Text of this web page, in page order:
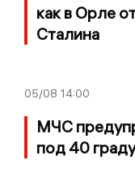
как в Орле
Сталина
05/08 14:00
МЧС
под 40